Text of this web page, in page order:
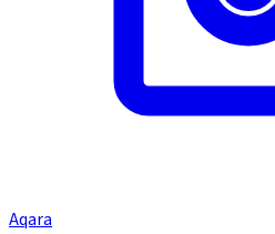
Aqara